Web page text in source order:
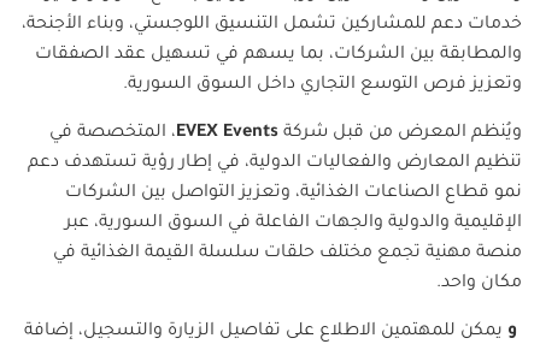
خدمات دعم للمشاركين تشمل التنسيق اللوجستي، وبناء الأجنحة،
والمطابقة بين الشركات، بما يسهم في تسهيل عقد الصفقات
وتعزيز فرص التوسع التجاري داخل السوق السورية.
ويُنظم المعرض من قبل شركة EVEX Events، المتخصصة في
تنظيم المعارض والفعاليات الدولية، في إطار رؤية تستهدف دعم
نمو قطاع الصناعات الغذائية، وتعزيز التواصل بين الشركات
الإقليمية والدولية والجهات الفاعلة في السوق السورية، عبر
منصة مهنية تجمع مختلف حلقات سلسلة القيمة الغذائية في
مكان واحد.
و يمكن للمهتمين الاطلاع على تفاصيل الزيارة والتسجيل، إضافة